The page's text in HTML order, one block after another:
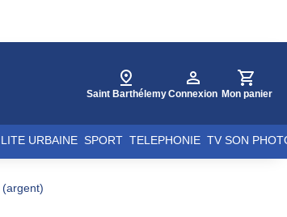
Saint BarthélemyConnexion Mon panier
URBAINE SPORT TELEPHONIE TV SON
(argent)